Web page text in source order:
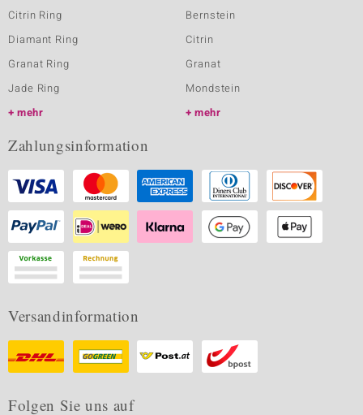
Citrin Ring
Diamant Ring
Granat Ring
Jade Ring
mehr
Bernstein
Citrin
Granat
Mondstein
mehr
Zahlungsinformation
Versandinformation
Folgen Sie uns auf